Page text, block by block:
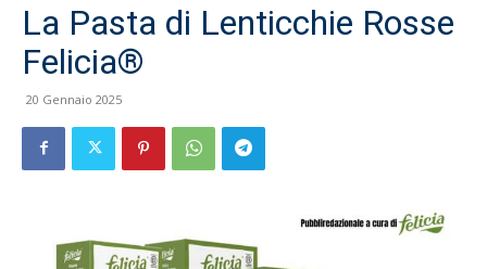
La Pasta di Lenticchie Rosse
Felicia®
20 Gennaio 2025